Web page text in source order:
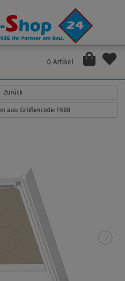
0 Artikel
Zurück
aus: Größencode: FK08